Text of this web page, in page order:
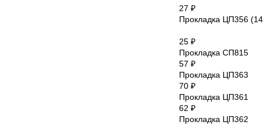
27 ₽
Прокладка ЦП356
25 ₽
Прокладка СП815
57 ₽
Прокладка ЦП363
70 ₽
Прокладка ЦП361
62 ₽
Прокладка ЦП362